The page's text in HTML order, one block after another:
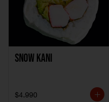
Snow Kani
$4.990